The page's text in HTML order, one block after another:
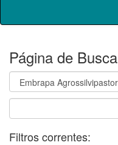
Página de Busca
Filtros correntes: